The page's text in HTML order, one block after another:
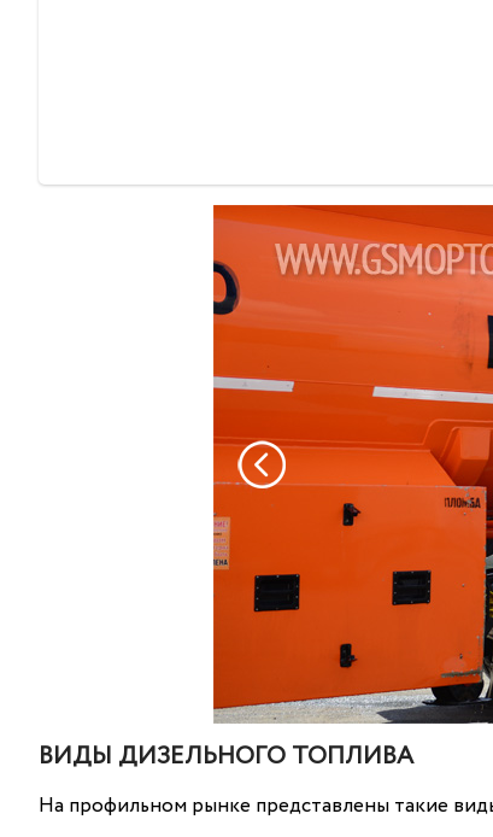
ВИДЫ ДИЗЕЛЬНОГО ТОПЛИВА
На профильном рынке представлены такие